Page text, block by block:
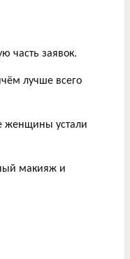
часть заявок.
лучше всего
женщины устали
макияж и